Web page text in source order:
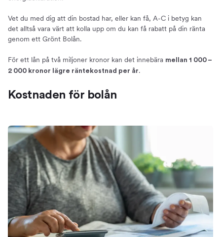
Vet du med dig att din bostad har, eller kan få, A-C i betyg kan
det alltså vara värt att kolla upp om du kan få rabatt på din ränta
genom ett Grönt Bolån.
För ett lån på två miljoner kronor kan det innebära mellan 1 000 –
2 000 kronor lägre räntekostnad per år.
Kostnaden för bolån